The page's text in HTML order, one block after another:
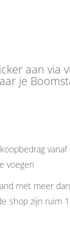
aan via
je
vanaf
voegen
met meer
shop zijn ruim